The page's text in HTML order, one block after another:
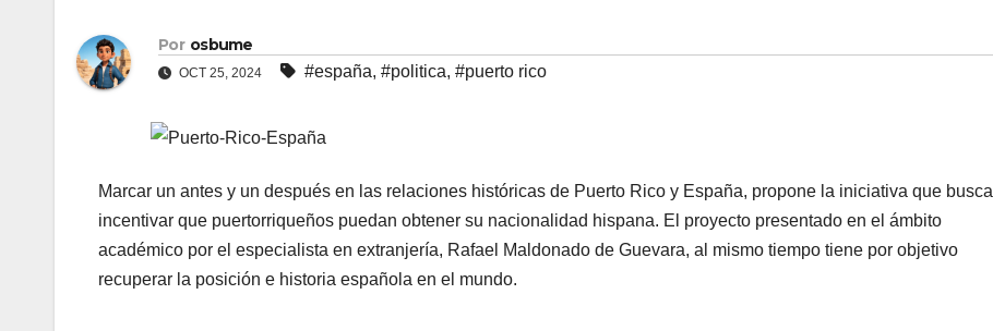
Por osbume
OCT 25, 2024 #españa, #politica, #puerto rico
Marcar un antes y un después en las relaciones históricas de Puerto Rico y España, propone la iniciativa que busca
incentivar que puertorriqueños puedan obtener su nacionalidad hispana. El proyecto presentado en el ámbito
académico por el especialista en extranjería, Rafael Maldonado de Guevara, al mismo tiempo tiene por objetivo
recuperar la posición e historia española en el mundo.